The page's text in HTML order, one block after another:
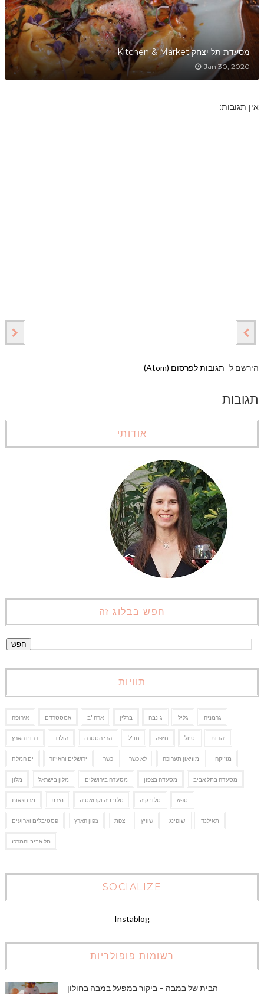
מסעדת תל יצחק Kitchen & Market
Jan 30, 2020
אין תגובות:
הירשם ל- תגובות לפרסום (Atom)
תגובות
אודותי
חפש בבלוג זה
תוויות
אירופה אמסטרדם ארה"ב ברלין ג'נבה גליל גרמניה
דרום הארץ הולנד הרי הטטרה חו"ל חיפה טיול יהדות
ים המלח ירושלים והאיזור כשר לא כשר מוזיאון תערוכה מוזיקה
מלון מלון בישראל מסעדה בירושלים מסעדה בצפון מסעדה בתל אביב
מרחצאות נצרת סלובניה וקרואטיה סלובקיה ספא
פסטיבלים וארועים צפון הארץ צפת שוויץ שופינג תאילנד
תל אביב והמרכז
SOCIALIZE
Instablog
רשומות פופולריות
הבית של במבה – ביקור במפעל במבה בחולון